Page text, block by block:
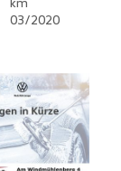
03/2020